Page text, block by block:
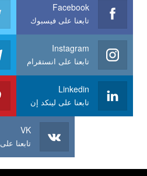
Facebook
تابعنا على فيسبوك
Instagram
تابعنا على انستقرام
Linkedin
تابعنا على لينكد إن
VK
تابعنا على VK